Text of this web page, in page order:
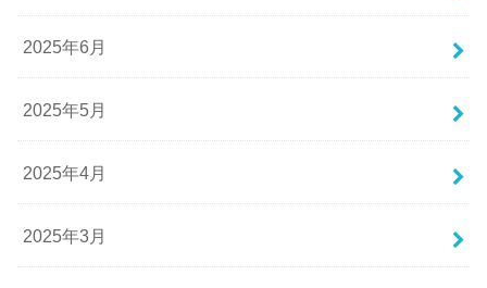
2025年6月
2025年5月
2025年4月
2025年3月